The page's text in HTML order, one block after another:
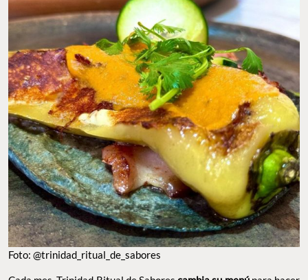
Foto: @trinidad_ritual_de_sabores